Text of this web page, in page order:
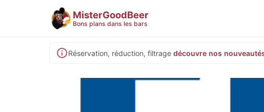
MisterGoodBeer
Bons plans dans les bars
Réservation, réduction, filtrage découvre nos